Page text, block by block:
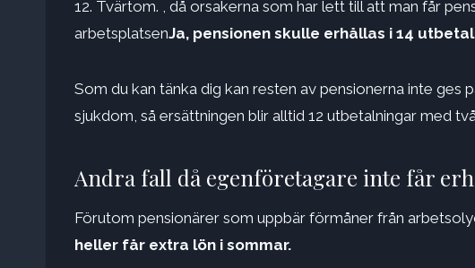
12. Tvärtom. , då orsakerna som har lett till att man får
arbetsplatsenJa, pensionen skulle erhållas i 14
Som du kan tänka dig kan resten av pensionerna inte
sjukdom, så ersättningen blir alltid 12 utbetalningar med
Andra fall då egenföretagare inte får
Förutom pensionärer som uppbär förmåner från
heller får extra lön i sommar.